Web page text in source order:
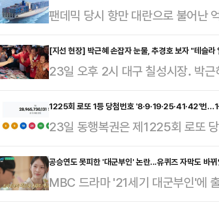
팬데믹 당시 항만 대란으로 불어난
법인과 글로벌 해운사 간 법정 공
한 비용 청구에 맞서 글로벌 선사들
서는 수백만 달러 규모의 배상 명령
르면 삼성전자 미국법인
대만계 해운사 완하이 라인(Wan
회(FMC)에 고소장을 접수했다.
[지선 현장] 박근혜 손잡자 눈물, 추경호 보자 "테슬
23일 오후 2시 대구 칠성시장. 박
장 후보와 함께 시장 골목에 모습을
다. "공주님" "사랑합니다"라는 외
대통령의 손을 잡고 울먹였다.같은
랐다. 추 후보가 골목에 들어서자
다. "추경호 잘생겼다", "악수 한 번
"테슬라, SK 우리 일자리 잘 부탁
1225회 로또 1등 당첨번호 '8·9·19·25·41·42'번
23일 동행복권은 제1225회 로또
밝혔다. 보너스 번호는 33번이다.
13명으로, 각각 22억2813만원씩
치한 2등은 76명으로 6352만원씩
공승연도 못피한 '대군부인' 논란...유퀴즈 자막도 바
MBC 드라마 '21세기 대군부인'에